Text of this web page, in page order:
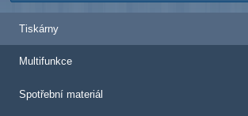
Tiskárny
Multifunkce
Spotřební materiál